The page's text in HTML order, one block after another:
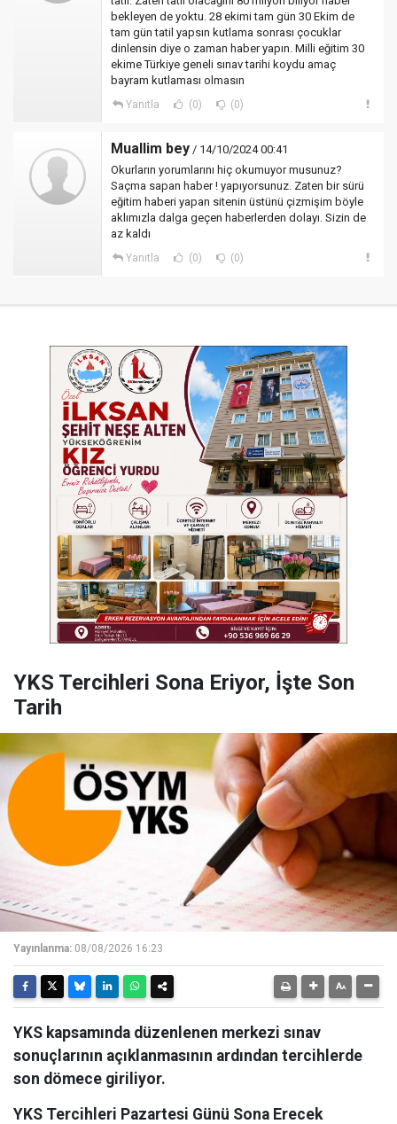
bekleyen de yoktu. 28 ekimi tam gün 30 Ekim de
tam gün tatil yapsın kutlama sonrası çocuklar
dinlensin diye o zaman haber yapın. Milli eğitim 30
ekime Türkiye geneli sınav tarihi koydu amaç
bayram kutlaması olmasın
Yanıtla (0) (0)
Muallim bey / 14/10/2024 00:41
Okurların yorumlarını hiç okumuyor musunuz?
Saçma sapan haber ! yapıyorsunuz. Zaten bir sürü
eğitim haberi yapan sitenin üstünü çizmişim böyle
aklımızla dalga geçen haberlerden dolayı. Sizin de
az kaldı
Yanıtla (0) (0)
YKS Tercihleri Sona Eriyor, İşte Son
Tarih
Yayınlanma: 08/08/2026 16:23
YKS kapsamında düzenlenen merkezi sınav
sonuçlarının açıklanmasının ardından tercihlerde
son dömece giriliyor.
YKS Tercihleri Pazartesi Günü Sona Erecek